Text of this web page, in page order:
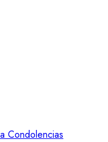
Condolencias